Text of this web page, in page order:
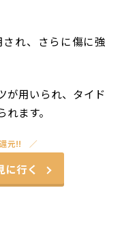
れ、さらに傷に強
が用いられ、タイド
ます。
元!!
に行く